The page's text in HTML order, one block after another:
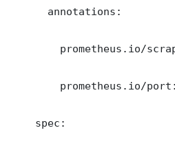
      annotations:
prometheus.io/
prometheus.io/
    spec: